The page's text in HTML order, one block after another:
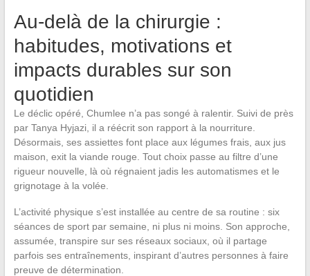
Au-delà de la chirurgie :
habitudes, motivations et
impacts durables sur son
quotidien
Le déclic opéré, Chumlee n’a pas songé à ralentir. Suivi de près
par Tanya Hyjazi, il a réécrit son rapport à la nourriture.
Désormais, ses assiettes font place aux légumes frais, aux jus
maison, exit la viande rouge. Tout choix passe au filtre d’une
rigueur nouvelle, là où régnaient jadis les automatismes et le
grignotage à la volée.
L’activité physique s’est installée au centre de sa routine : six
séances de sport par semaine, ni plus ni moins. Son approche,
assumée, transpire sur ses réseaux sociaux, où il partage
parfois ses entraînements, inspirant d’autres personnes à faire
preuve de détermination.